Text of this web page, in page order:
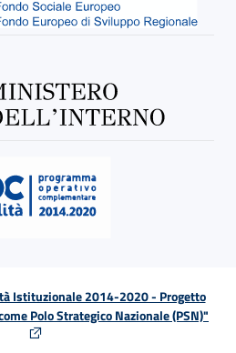
Istituzionale 2014-2020 - Progetto
Polo Strategico Nazionale (PSN)"